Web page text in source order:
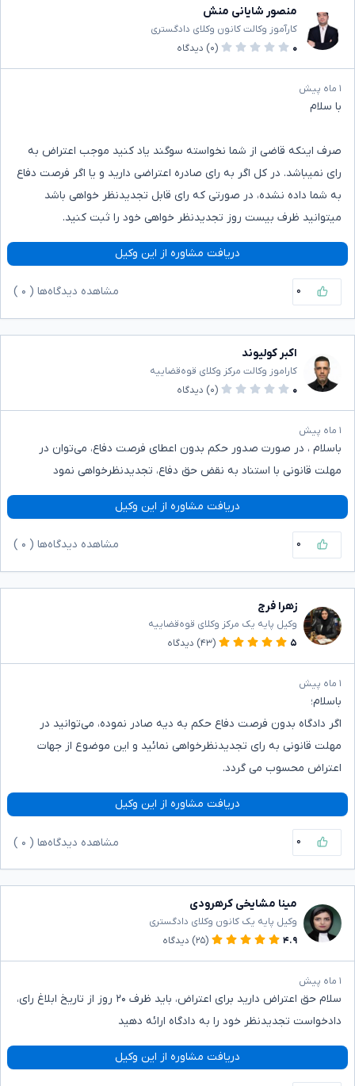
منصور شایانی منش
کارآموز وکالت کانون وکلای دادگستری
۰
(۰) دیدگاه
۱ ماه پیش
با سلام
صرف اینکه قاضی از شما نخواسته سوگند یاد کنید موجب اعتراض به
رای نمیباشد. در کل اگر به رای صادره اعتراضی دارید و یا اگر فرصت دفاع
به شما داده نشده، در صورتی که رای قابل تجدیدنظر خواهی باشد
میتوانید ظرف بیست روز تجدیدنظر خواهی خود را ثبت کنید.
دریافت مشاوره از این وکیل
۰ مشاهده دیدگاه‌ها ( ۰
اکبر کولیوند
کاراموز وکالت مرکز وکلای قوه‌قضاییه
۰
(۰) دیدگاه
۱ ماه پیش
باسلام ، در صورت صدور حکم بدون اعطای فرصت دفاع، می‌توان در
مهلت قانونی با استناد به نقض حق دفاع، تجدیدنظرخواهی نمود
دریافت مشاوره از این وکیل
۰ مشاهده دیدگاه‌ها ( ۰
زهرا فرج
وکیل پایه یک مرکز وکلای قوه‌قضاییه
۵
(۴۳) دیدگاه
۱ ماه پیش
باسلام؛
اگر دادگاه بدون فرصت دفاع حکم به دیه صادر نموده، می‌توانید در
مهلت قانونی به رای تجدیدنظرخواهی نمائید و این موضوع از جهات
اعتراض محسوب می گردد.
دریافت مشاوره از این وکیل
۰ مشاهده دیدگاه‌ها ( ۰
مینا مشایخی کرهرودی
وکیل پایه یک کانون وکلای دادگستری
۴.۹
(۲۵) دیدگاه
۱ ماه پیش
سلام حق اعتراض دارید برای اعتراض، باید ظرف ۲۰ روز از تاریخ ابلاغ رای،
دادخواست تجدیدنظر خود را به دادگاه ارائه دهید
دریافت مشاوره از این وکیل